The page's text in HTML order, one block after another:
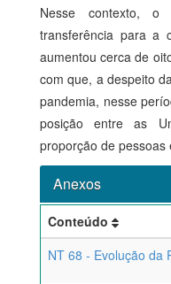
Nesse contexto, o
transferência para a
aumentou cerca de
com que, a despeito
pandemia, nesse
posição entre as
proporção de
Anexos
Conteúdo
NT 68 - Evolução da